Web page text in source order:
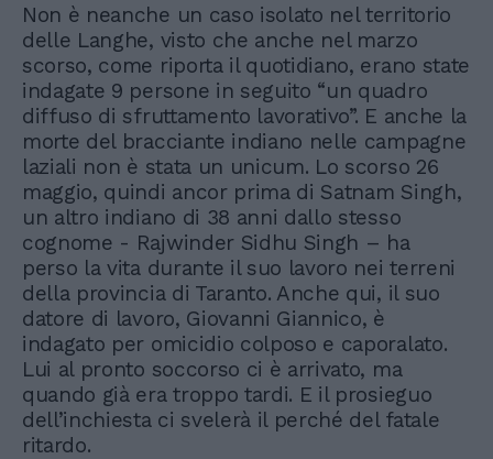
Non è neanche un caso isolato nel territorio
delle Langhe, visto che anche nel marzo
scorso, come riporta il quotidiano, erano state
indagate 9 persone in seguito “un quadro
diffuso di sfruttamento lavorativo”. E anche la
morte del bracciante indiano nelle campagne
laziali non è stata un unicum. Lo scorso 26
maggio, quindi ancor prima di Satnam Singh,
un altro indiano di 38 anni dallo stesso
cognome - Rajwinder Sidhu Singh – ha
perso la vita durante il suo lavoro nei terreni
della provincia di Taranto. Anche qui, il suo
datore di lavoro, Giovanni Giannico, è
indagato per omicidio colposo e caporalato.
Lui al pronto soccorso ci è arrivato, ma
quando già era troppo tardi. E il prosieguo
dell’inchiesta ci svelerà il perché del fatale
ritardo.